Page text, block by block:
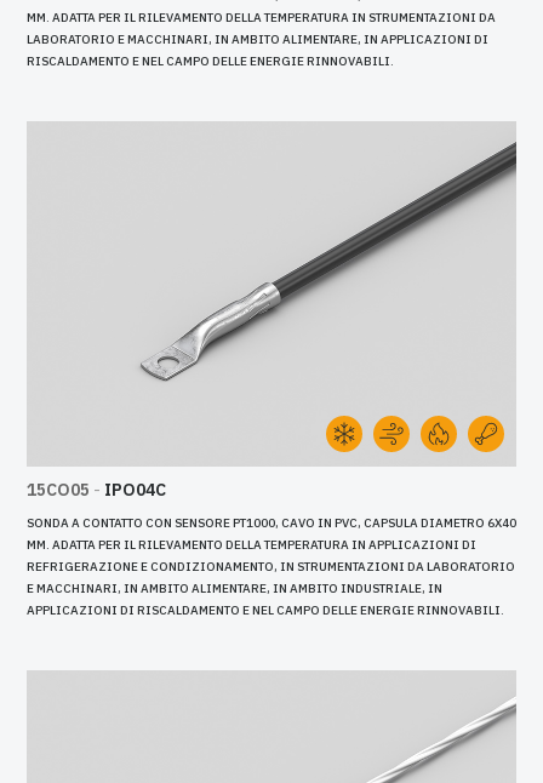
MM. ADATTA PER IL RILEVAMENTO DELLA TEMPERATURA IN STRUMENTAZIONI DA
LABORATORIO E MACCHINARI, IN AMBITO ALIMENTARE, IN APPLICAZIONI DI
RISCALDAMENTO E NEL CAMPO DELLE ENERGIE RINNOVABILI.
15CO05 - IPO04C
SONDA A CONTATTO CON SENSORE PT1000, CAVO IN PVC, CAPSULA DIAMETRO 6X40
MM. ADATTA PER IL RILEVAMENTO DELLA TEMPERATURA IN APPLICAZIONI DI
REFRIGERAZIONE E CONDIZIONAMENTO, IN STRUMENTAZIONI DA LABORATORIO
E MACCHINARI, IN AMBITO ALIMENTARE, IN AMBITO INDUSTRIALE, IN
APPLICAZIONI DI RISCALDAMENTO E NEL CAMPO DELLE ENERGIE RINNOVABILI.